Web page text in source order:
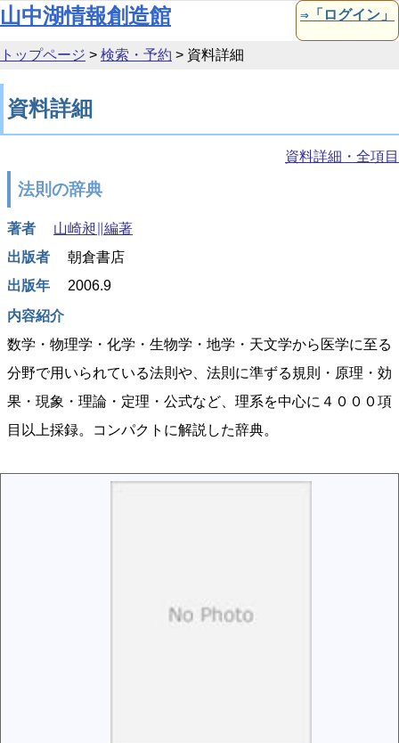
本文へ移動
山中湖情報創造館 ⇒「ログイン」
トップページ > 検索・予約 > 資料詳細
資料詳細
資料詳細・全項目
法則の辞典
著者
山崎昶∥編著
出版者
朝倉書店
出版年
2006.9
内容紹介
数学・物理学・化学・生物学・地学・天文学から医学に至る
分野で用いられている法則や、法則に準ずる規則・原理・効
果・現象・理論・定理・公式など、理系を中心に４０００項
目以上採録。コンパクトに解説した辞典。